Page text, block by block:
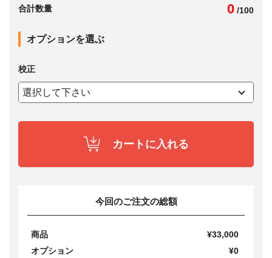
合計数量 0 /100
オプションを選ぶ
校正
カートに入れる
今回のご注文の総額
商品
¥33,000
オプション
¥0